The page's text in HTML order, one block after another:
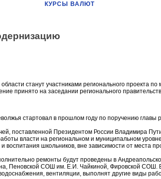
КУРСЫ ВАЛЮТ
станут участниками регионального проекта
принято на заседании регионального
стартовал в прошлом году по поручению главы
поставленной Президентом России Владимира
власти на региональном и муниципальном
воспитания школьников, вне зависимости от места
ремонты будут проведены в
Пеновской СОШ им. Е.И. Чайкиной, Фировской СОШ.
вентиляции, выполнят другие виды